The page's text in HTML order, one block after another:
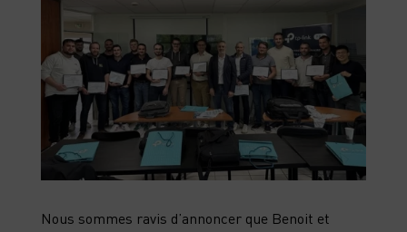
Nous sommes ravis d’annoncer que Benoit et